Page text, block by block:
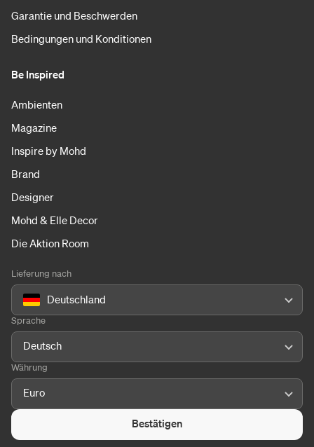
Garantie und Beschwerden
Bedingungen und Konditionen
Be Inspired
Ambienten
Magazine
Inspire by Mohd
Brand
Designer
Mohd & Elle Decor
Die Aktion Room
Lieferung nach
Deutschland
Sprache
Deutsch
Währung
Euro
Bestätigen